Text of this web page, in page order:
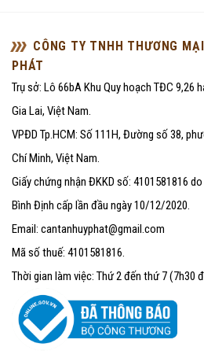
CÔNG TY TNHH THƯƠNG
PHÁT
Trụ sở: Lô 66bA Khu Quy hoạch TĐC 9,26
Gia Lai, Việt Nam.
VPĐD Tp.HCM: Số 111H, Đường số 38,
Chí Minh, Việt Nam.
Giấy chứng nhận ĐKKD số: 4101581816
Bình Định cấp lần đầu ngày 10/12/2020.
Email: cantanhuyphat@gmail.com
Mã số thuế: 4101581816.
Thời gian làm việc: Thứ 2 đến thứ 7 (7h30